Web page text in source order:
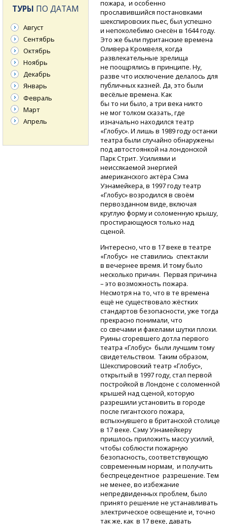
пожара, и особенно
прославившийся постановками
шекспировских пьес, был успешно
и непоколебимо снесён в 1644 году.
Это же были пуританские времена
Оливера Кромвеля, когда
развлекательные зрелища
не поощрялись в принципе. Ну,
разве что исключение делалось для
публичных казней. Да, это были
весёлые времена. Как
бы то ни было, а три века никто
не мог толком сказать, где
изначально находился театр
«Глобус». И лишь в 1989 году останки
театра были случайно обнаружены
под автостоянкой на лондонской
Парк Стрит. Усилиями и
неиссякаемой энергией
американского актёра Сэма
Уэнамейкера, в 1997 году театр
«Глобус» возродился в своём
первозданном виде, включая
круглую форму и соломенную крышу,
простирающуюся только над
сценой.
Интересно, что в 17 веке в театре
«Глобус» не ставились спектакли
в вечернее время. И тому было
несколько причин. Первая причина
– это возможность пожара.
Несмотря на то, что в те времена
ещё не существовало жёстких
стандартов безопасности, уже тогда
прекрасно понимали, что
со свечами и факелами шутки плохи.
Руины сгоревшего дотла первого
театра «Глобус» были лучшим тому
свидетельством. Таким образом,
Шекспировский театр «Глобус»,
открытый в 1997 году, стал первой
постройкой в Лондоне с соломенной
крышей над сценой, которую
разрешили установить в городе
после гигантского пожара,
вспыхнувшего в британской столице
в 17 веке. Сэму Уэнамейкеру
пришлось приложить массу усилий,
чтобы соблюсти пожарную
безопасность, соответствующую
современным нормам, и получить
беспрецедентное разрешение. Тем
не менее, во избежание
непредвиденных проблем, было
принято решение не устанавливать
электрическое освещение и, точно
так же, как в 17 веке, давать
ТУРЫ ПО ДАТАМ
Август
Сентябрь
Октябрь
Ноябрь
Декабрь
Январь
Февраль
Март
Апрель